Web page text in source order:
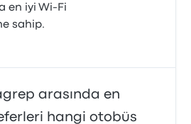
en iyi Wi‑Fi
sahip.
arasında en
hangi otobüs